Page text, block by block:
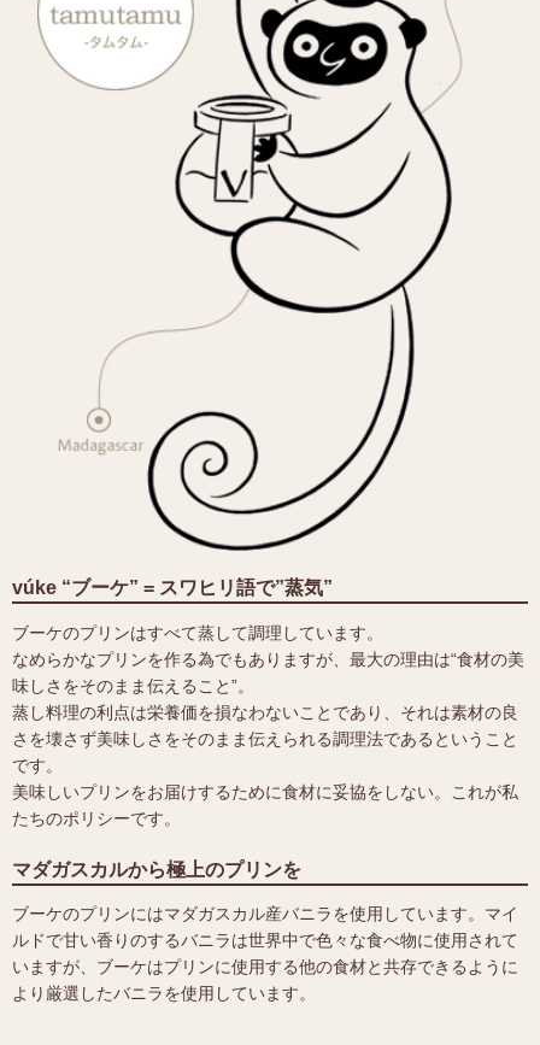
vúke “ブーケ” = スワヒリ語で”蒸気”
ブーケのプリンはすべて蒸して調理しています。
なめらかなプリンを作る為でもありますが、最大の理由は“食材の美
味しさをそのまま伝えること”。
蒸し料理の利点は栄養価を損なわないことであり、それは素材の良
さを壊さず美味しさをそのまま伝えられる調理法であるということ
です。
美味しいプリンをお届けするために食材に妥協をしない。これが私
たちのポリシーです。
マダガスカルから極上のプリンを
ブーケのプリンにはマダガスカル産バニラを使用しています。マイ
ルドで甘い香りのするバニラは世界中で色々な食べ物に使用されて
いますが、ブーケはプリンに使用する他の食材と共存できるように
より厳選したバニラを使用しています。